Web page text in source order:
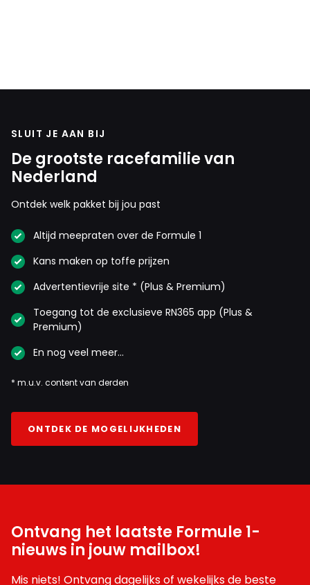
SLUIT JE AAN BIJ
De grootste racefamilie van
Nederland
Ontdek welk pakket bij jou past
Altijd meepraten over de Formule 1
Kans maken op toffe prijzen
Advertentievrije site * (Plus & Premium)
Toegang tot de exclusieve RN365 app (Plus &
Premium)
En nog veel meer…
* m.u.v. content van derden
ONTDEK DE MOGELIJKHEDEN
Ontvang het laatste Formule 1-
nieuws in jouw mailbox!
Mis niets! Ontvang dagelijks of wekelijks de beste